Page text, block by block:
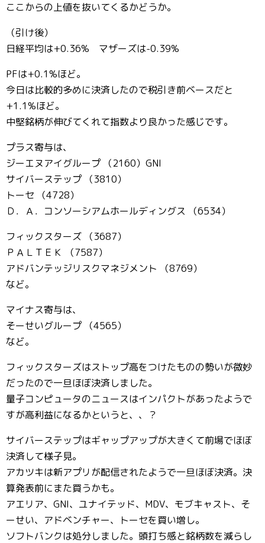
ここからの上値を抜いてくるかどうか。
（引け後）
日経平均は+0.36% マザーズは-0.39%
PFは+0.1%ほど。
今日は比較的多めに決済したので税引き前ベースだと
+1.1%ほど。
中堅銘柄が伸びてくれて指数より良かった感じです。
プラス寄与は、
ジーエヌアイグループ （2160）GNI
サイバーステップ （3810）
トーセ （4728）
Ｄ．Ａ．コンソーシアムホールディングス （6534）
フィックスターズ （3687）
ＰＡＬＴＥＫ （7587）
アドバンテッジリスクマネジメント （8769）
など。
マイナス寄与は、
そーせいグループ （4565）
など。
フィックスターズはストップ高をつけたものの勢いが微妙
だったので一旦ほぼ決済しました。
量子コンピュータのニュースはインパクトがあったようで
すが高利益になるかというと、、？
サイバーステップはギャップアップが大きくて前場でほぼ
決済して様子見。
アカツキは新アプリが配信されたようで一旦ほぼ決済。決
算発表前にまた買うかも。
アエリア、GNI、ユナイテッド、MDV、モブキャスト、そ
ーせい、アドベンチャー、トーセを買い増し。
ソフトバンクは処分しました。頭打ち感と銘柄数を減らし